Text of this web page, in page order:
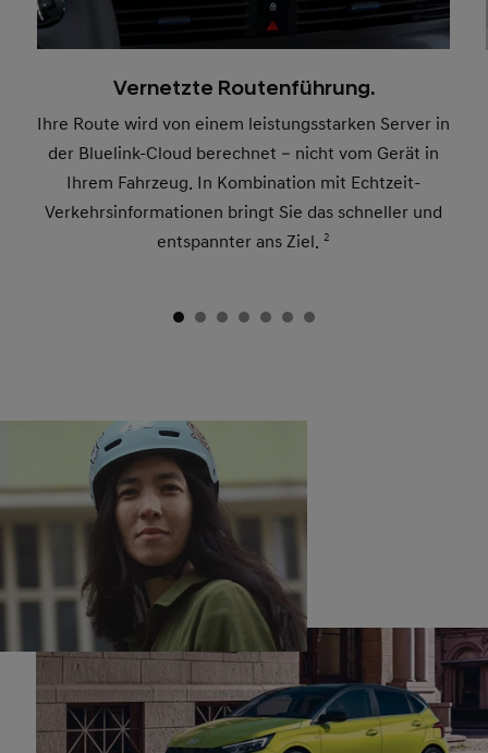
Vernetzte Routenführung.
Ihre Route wird von einem leistungsstarken Server in
der Bluelink-Cloud berechnet – nicht vom Gerät in
Ihrem Fahrzeug. In Kombination mit Echtzeit-
Verkehrsinformationen bringt Sie das schneller und
entspannter ans Ziel.2